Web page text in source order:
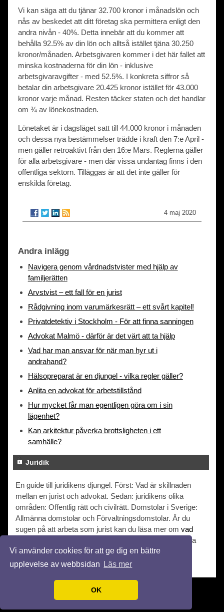
Vi använder cookies för att ge dig en bättre
upplevelse av webbsidan
Läs mer
OK
Vi kan säga att du tjänar 32.700 kronor i månadslön och
nås av beskedet att ditt företag ska permittera enligt den
andra nivån - 40%. Detta innebär att du kommer att
behålla 92.5% av din lön och alltså istället tjäna 30.250
kronor/månaden. Arbetsgivaren kommer i det här fallet att
minska kostnaderna för din lön - inklusive
arbetsgivaravgifter - med 52.5%. I konkreta siffror så
betalar din arbetsgivare 20.425 kronor istället för 43.000
kronor varje månad. Resten täcker staten och det handlar
om ¾ av lönekostnaden.
Lönetaket är i dagsläget satt till 44.000 kronor i månaden
och dessa nya bestämmelser trädde i kraft den 7:e April -
men gäller retroaktivt från den 16:e Mars. Reglerna gäller
för alla arbetsgivare - men där vissa undantag finns i den
offentliga sektorn. Tilläggas är att det inte gäller för
enskilda företag.
4 maj 2020
Andra inlägg
Navigera genom vårdnadstvister med hjälp av
familjerätten
Arvstvist – ett fall för en jurist
Rådgivning inom varumärkesrätt – ett svårt kapitel!
Privatdetektiv i Stockholm - För att finna sanningen
Advokat Malmö - därför är det värt att ta hjälp
Vad har man ansvar för när man hyr ut i
andrahand?
Hälsopreparat är en djungel - vilka regler gäller?
Anlita en advokat för arbetstillstånd
Hur mycket får man egentligen göra om i sin
lägenhet?
Kan arkitektur påverka brottsligheten i ett
samhälle?
Juridik
En guide till juridikens djungel. Först: Vad är skillnaden
mellan en jurist och advokat. Sedan: juridikens olika
områden: Offentlig rätt och civilrätt. Domstolar i Sverige:
Allmänna domstolar och Förvaltningsdomstolar. Är du
sugen på att arbeta som jurist kan du läsa mer om vad
och vad du kan förvänta dig. Du kan även läsa
omnär du behöver en jurist.
© 2026 Juridiken.org. Alla rättigheter förbehållna.